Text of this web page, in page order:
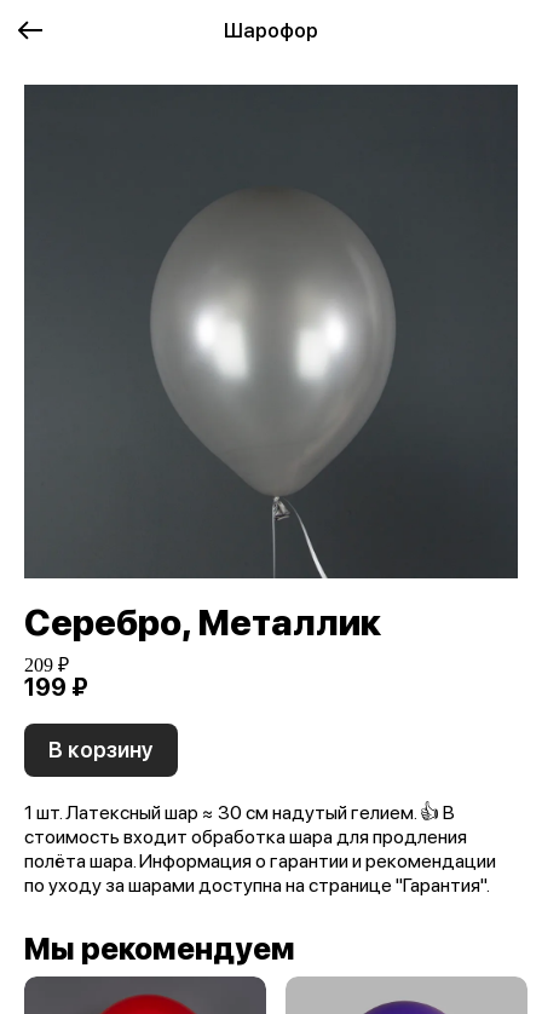
Шарофор
Серебро, Металлик
209 ₽
199 ₽
В корзину
1 шт. Латексный шар ≈ 30 см надутый гелием. 👍 В
стоимость входит обработка шара для продления
полёта шара. Информация о гарантии и рекомендации
по уходу за шарами доступна на странице "Гарантия".
Мы рекомендуем